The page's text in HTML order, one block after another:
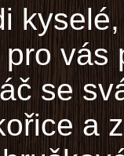
vás
se
a